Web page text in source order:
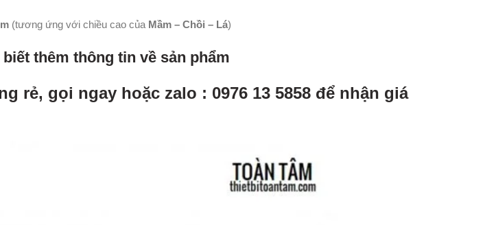
(tương ứng với chiều cao của Mầm – Chồi – Lá)
biết thêm thông tin về sản phẩm
rẻ, gọi ngay hoặc zalo : 0976 13 5858 để nhận giá